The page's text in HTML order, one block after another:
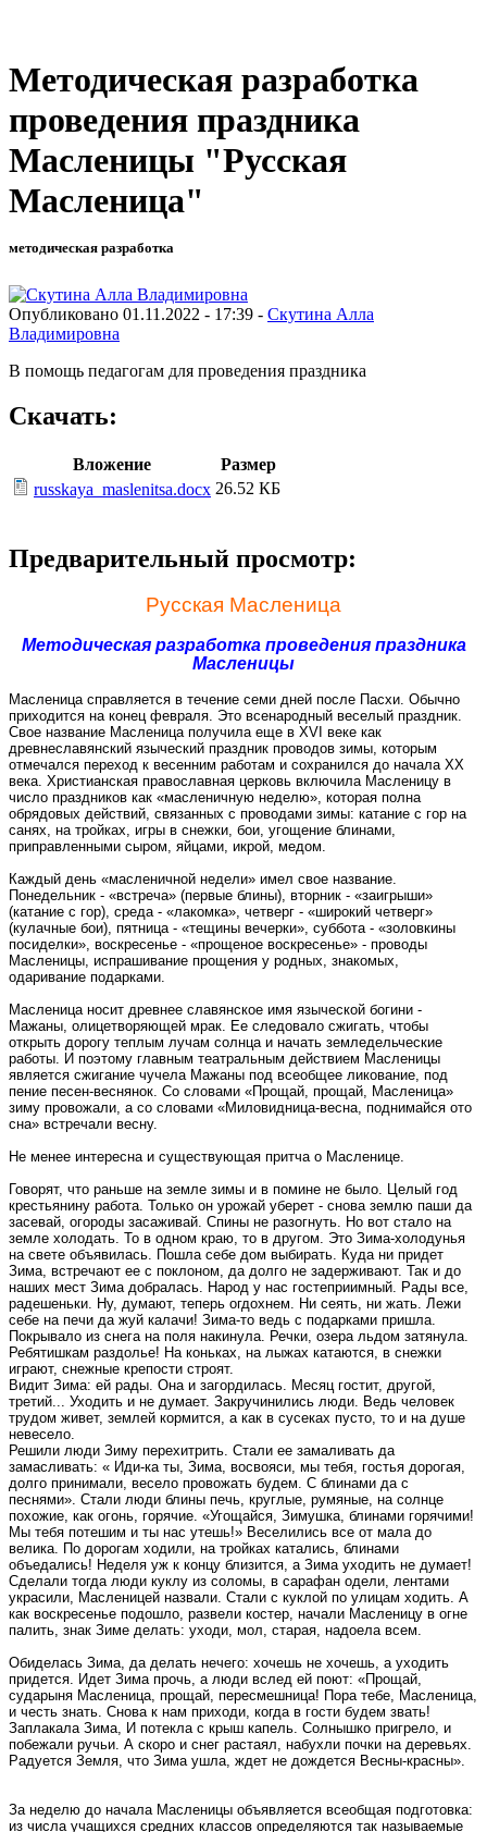
Методическая разработка
проведения праздника
Масленицы "Русская
Масленица"
методическая разработка
Опубликовано 01.11.2022 - 17:39 - Скутина Алла
Владимировна
В помощь педагогам для проведения праздника
Скачать:
Вложение
Размер
russkaya_maslenitsa.docx 26.52 КБ
Предварительный просмотр:
Русская Масленица
Методическая разработка проведения праздника
Масленицы
Масленица справляется в течение семи дней после Пасхи. Обычно
приходится на конец февраля. Это всенародный веселый праздник.
Свое название Масленица получила еще в XVI веке как
древнеславянский языческий праздник проводов зимы, которым
отмечался переход к весенним работам и сохранился до начала XX
века. Христианская православная церковь включила Масленицу в
число праздников как «масленичную неделю», которая полна
обрядовых действий, связанных с проводами зимы: катание с гор на
санях, на тройках, игры в снежки, бои, угощение блинами,
приправленными сыром, яйцами, икрой, медом.
Каждый день «масленичной недели» имел свое название.
Понедельник - «встреча» (первые блины), вторник - «заигрыши»
(катание с гор), среда - «лакомка», четверг - «широкий четверг»
(кулачные бои), пятница - «тещины вечерки», суббота - «золовкины
посиделки», воскресенье - «прощеное воскресенье» - проводы
Масленицы, испрашивание прощения у родных, знакомых,
одаривание подарками.
Масленица носит древнее славянское имя языческой богини -
Мажаны, олицетворяющей мрак. Ее следовало сжигать, чтобы
открыть дорогу теплым лучам солнца и начать земледельческие
работы. И поэтому главным театральным действием Масленицы
является сжигание чучела Мажаны под всеобщее ликование, под
пение песен-веснянок. Со словами «Прощай, прощай, Масленица»
зиму провожали, а со словами «Миловидница-весна, поднимайся ото
сна» встречали весну.
Не менее интересна и существующая притча о Масленице.
Говорят, что раньше на земле зимы и в помине не было. Целый год
крестьянину работа. Только он урожай уберет - снова землю паши да
засевай, огороды засаживай. Спины не разогнуть. Но вот стало на
земле холодать. То в одном краю, то в другом. Это Зима-холодунья
на свете объявилась. Пошла себе дом выбирать. Куда ни придет
Зима, встречают ее с поклоном, да долго не задерживают. Так и до
наших мест Зима добралась. Народ у нас гостеприимный. Рады все,
радешеньки. Ну, думают, теперь огдохнем. Ни сеять, ни жать. Лежи
себе на печи да жуй калачи! Зима-то ведь с подарками пришла.
Покрывало из снега на поля накинула. Речки, озера льдом затянула.
Ребятишкам раздолье! На коньках, на лыжах катаются, в снежки
играют, снежные крепости строят.
Видит Зима: ей рады. Она и загордилась. Месяц гостит, другой,
третий... Уходить и не думает. Закручинились люди. Ведь человек
трудом живет, землей кормится, а как в сусеках пусто, то и на душе
невесело.
Решили люди Зиму перехитрить. Стали ее замаливать да
замасливать: « Иди-ка ты, Зима, восвояси, мы тебя, гостья дорогая,
долго принимали, весело провожать будем. С блинами да с
песнями». Стали люди блины печь, круглые, румяные, на солнце
похожие, как огонь, горячие. «Угощайся, Зимушка, блинами горячими!
Мы тебя потешим и ты нас утешь!» Веселились все от мала до
велика. По дорогам ходили, на тройках катались, блинами
объедались! Неделя уж к концу близится, а Зима уходить не думает!
Сделали тогда люди куклу из соломы, в сарафан одели, лентами
украсили, Масленицей назвали. Стали с куклой по улицам ходить. А
как воскресенье подошло, развели костер, начали Масленицу в огне
палить, знак Зиме делать: уходи, мол, старая, надоела всем.
Обиделась Зима, да делать нечего: хочешь не хочешь, а уходить
придется. Идет Зима прочь, а люди вслед ей поют: «Прощай,
сударыня Масленица, прощай, пересмешница! Пора тебе, Масленица,
и честь знать. Снова к нам приходи, когда в гости будем звать!
Заплакала Зима, И потекла с крыш капель. Солнышко пригрело, и
побежали ручьи. А скоро и снег растаял, набухли почки на деревьях.
Радуется Земля, что Зима ушла, ждет не дождется Весны-красны».
За неделю до начала Масленицы объявляется всеобщая подготовка:
из числа учащихся средних классов определяются так называемые